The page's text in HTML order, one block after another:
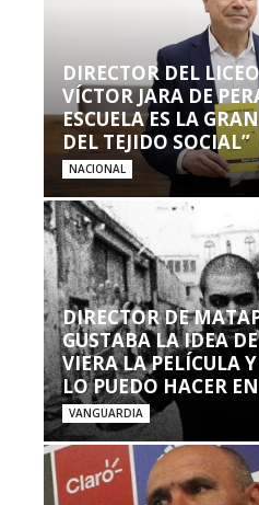
DIRECTOR DEL
VÍCTOR JARA DE
ESCUELA ES LA
DEL TEJIDO SOCIAL”
NACIONAL
DIRECTOR DE
GUSTABA LA IDEA
VIERA LA PELÍCULA
LO PUEDO HACER
VANGUARDIA